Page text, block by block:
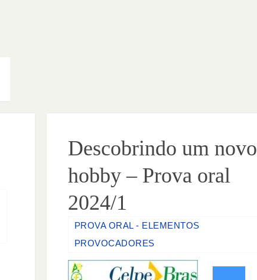
Descobrindo um novo
hobby – Prova oral
2024/1
PROVA ORAL - ELEMENTOS
PROVOCADORES